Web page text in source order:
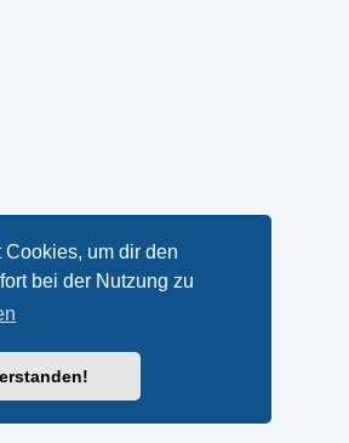
um dir den
bei der Nutzung zu